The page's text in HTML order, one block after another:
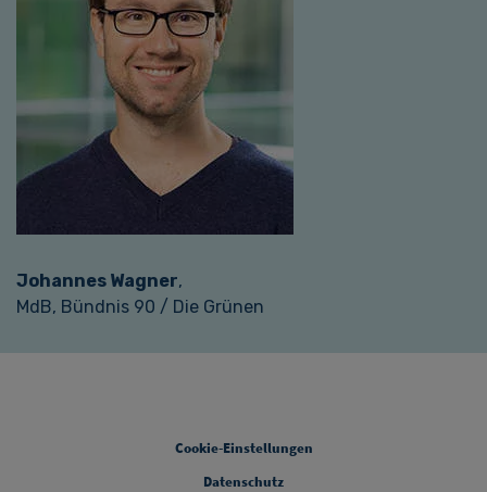
Johannes Wagner,
MdB, Bündnis 90 / Die Grünen
Cookie-Einstellungen
Datenschutz